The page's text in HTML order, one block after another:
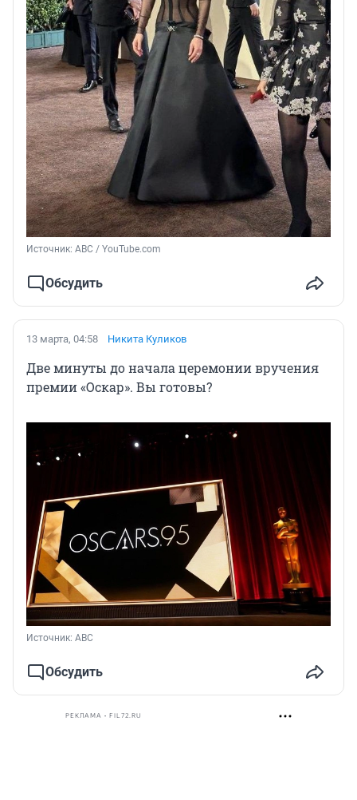
Источник: ABC / YouTube.com
Обсудить
13 марта, 04:58 Никита Куликов
Две минуты до начала церемонии вручения
премии «Оскар». Вы готовы?
Источник: ABC
Обсудить
РЕКЛАМА • FIL72.RU